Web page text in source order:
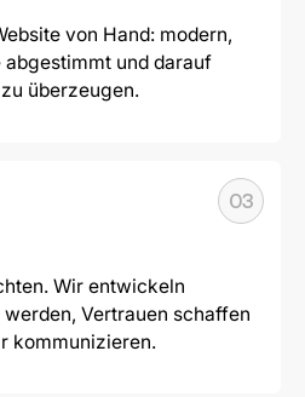
von Hand: modern,
und darauf
überzeugen.
03
Wir entwickeln
Vertrauen schaffen
kommunizieren.